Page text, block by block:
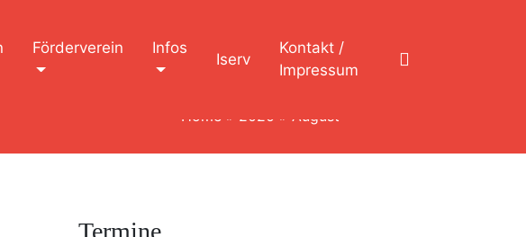
Förderverein Infos
Iserv
Kontakt /
Impressum
Home » 2020 » August
Termine